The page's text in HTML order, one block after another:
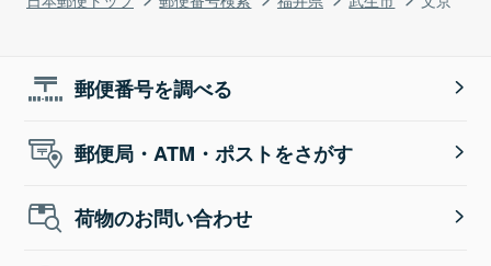
郵便番号を調べる
郵便局・ATM・ポストをさがす
荷物のお問い合わせ